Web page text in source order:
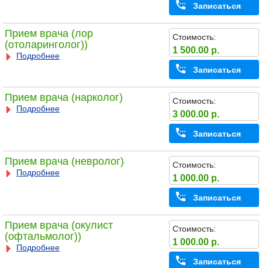
Записаться
Прием врача (лор
(отоларинголог))
Подробнее
Стоимость:
1 500.00 р.
Записаться
Прием врача (нарколог)
Подробнее
Стоимость:
3 000.00 р.
Записаться
Прием врача (невролог)
Подробнее
Стоимость:
1 000.00 р.
Записаться
Прием врача (окулист
(офтальмолог))
Подробнее
Стоимость:
1 000.00 р.
Записаться